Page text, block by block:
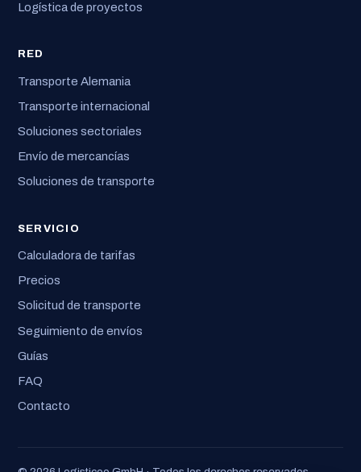
Logística de proyectos
RED
Transporte Alemania
Transporte internacional
Soluciones sectoriales
Envío de mercancías
Soluciones de transporte
SERVICIO
Calculadora de tarifas
Precios
Solicitud de transporte
Seguimiento de envíos
Guías
FAQ
Contacto